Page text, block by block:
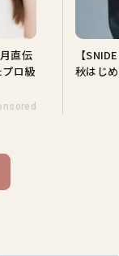
直伝
ロ級
【
秋はじ